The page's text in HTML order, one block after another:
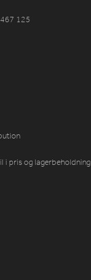
467 125
i pris og lagerbeholdning